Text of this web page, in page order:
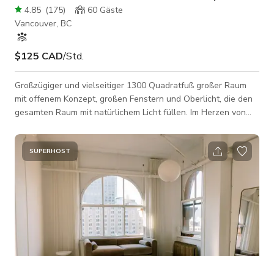
4.85 (175) 60 Gäste
Vancouver, BC
$125 CAD/Std.
Großzügiger und vielseitiger 1300 Quadratfuß großer Raum
mit offenem Konzept, großen Fenstern und Oberlicht, die den
gesamten Raum mit natürlichem Licht füllen. Im Herzen von
Filmaufnahmen, private Veranstaltungen, Geschäftstreffen,
Workshops, kunstbezogene Aktivitäten, Pop-up-Shows und
ähnliche Aktivitäten. (Hinweis: Die ersten Bilder in der Galerie
zeigen die aktuelle Wandfarbe und das Aussehen des
Studios.) Es ist ein großer off
SUPERHOST